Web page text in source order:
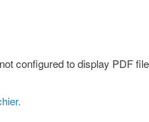
configured to display PDF